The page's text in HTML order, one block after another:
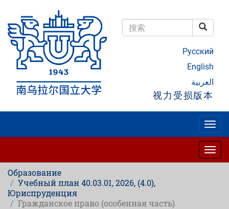
到
主
搜索
Русский
English
العربية
视力受损版本
Образование
Учебный план 40.03.01, 2026, (4.0),
Юриспруденция
Гражданское право (особенная часть)